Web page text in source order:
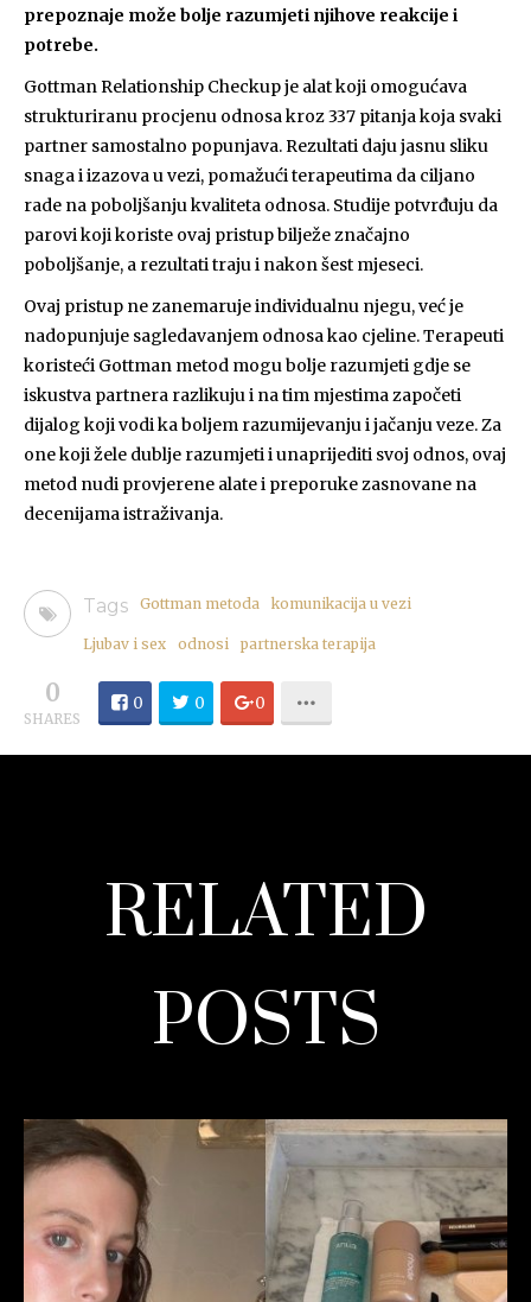
prepoznaje može bolje razumjeti njihove reakcije i
potrebe.
Gottman Relationship Checkup je alat koji omogućava
strukturiranu procjenu odnosa kroz 337 pitanja koja svaki
partner samostalno popunjava. Rezultati daju jasnu sliku
snaga i izazova u vezi, pomažući terapeutima da ciljano
rade na poboljšanju kvaliteta odnosa. Studije potvrđuju da
parovi koji koriste ovaj pristup bilježe značajno
poboljšanje, a rezultati traju i nakon šest mjeseci.
Ovaj pristup ne zanemaruje individualnu njegu, već je
nadopunjuje sagledavanjem odnosa kao cjeline. Terapeuti
koristeći Gottman metod mogu bolje razumjeti gdje se
iskustva partnera razlikuju i na tim mjestima započeti
dijalog koji vodi ka boljem razumijevanju i jačanju veze. Za
one koji žele dublje razumjeti i unaprijediti svoj odnos, ovaj
metod nudi provjerene alate i preporuke zasnovane na
decenijama istraživanja.
Tags Gottman metoda komunikacija u vezi
Ljubav i sex odnosi partnerska terapija
0
SHARES
0 0 0
RELATED
POSTS